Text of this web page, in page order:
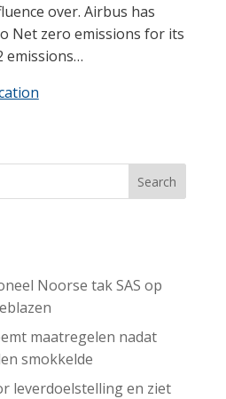
over. Airbus has
Net zero emissions for its
emissions…
Search
Noorse tak SAS op
maatregelen nadat
smokkelde
leverdoelstelling en ziet